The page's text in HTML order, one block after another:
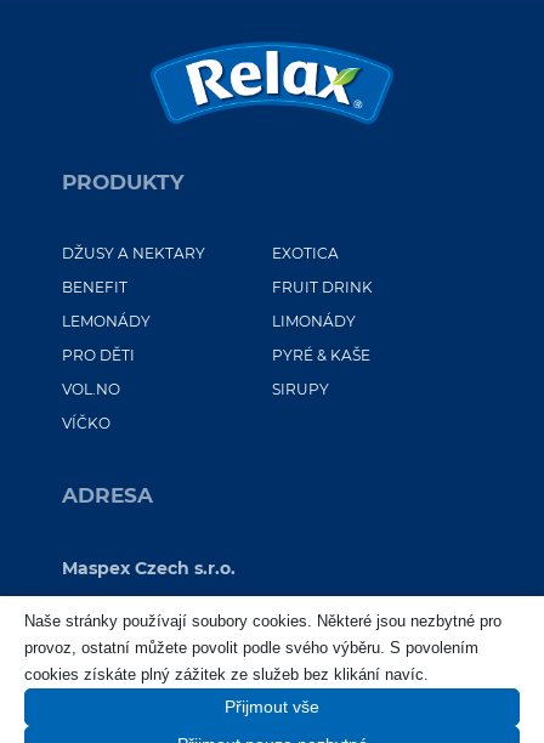
PRODUKTY
DŽUSY A NEKTARY
EXOTICA
BENEFIT
FRUIT DRINK
LEMONÁDY
LIMONÁDY
PRO DĚTI
PYRÉ & KAŠE
VOL.NO
SIRUPY
VÍČKO
ADRESA
Maspex Czech s.r.o.
Praha 8 – Karlín
186 00
IČ: 25716379
IČ DPH: CZ25716379
Naše stránky používají soubory cookies. Některé jsou nezbytné pro
provoz, ostatní můžete povolit podle svého výběru. S povolením
cookies získáte plný zážitek ze služeb bez klikání navíc.
Přijmout vše